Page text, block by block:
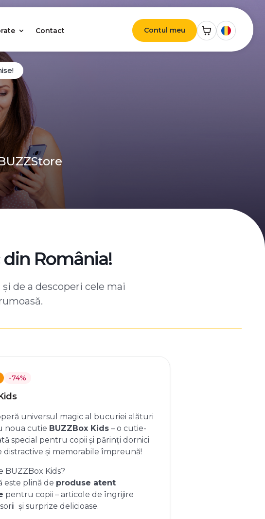
Contact Contul meu
România!
de a descoperi cele mai
-74%
universul magic al bucuriei alături
noua cutie BUZZBox Kids– o cutie-
special pentru copii și părinți dornici
și memorabile împreună!
BUZZBox Kids?
este plină de produse atent
pentru copii – articole de îngrijire
și surprize delicioase.